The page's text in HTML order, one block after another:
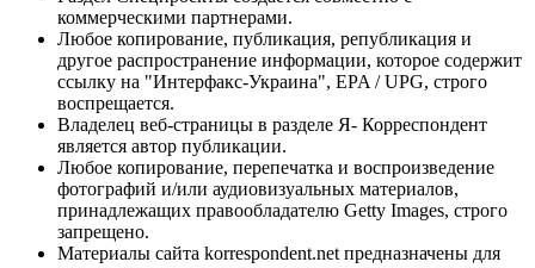
коммерческими партнерами.
Любое копирование, публикация, републикация и
другое распространение информации, которое содержит
ссылку на "Интерфакс-Украина", EPA / UPG, строго
воспрещается.
Владелец веб-страницы в разделе Я- Корреспондент
является автор публикации.
Любое копирование, перепечатка и воспроизведение
фотографий и/или аудиовизуальных материалов,
принадлежащих правообладателю Getty Images, строго
запрещено.
Материалы сайта korrespondent.net предназначены для